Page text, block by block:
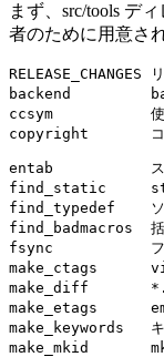
まず、src/tools デ
者のために用意さ
RELEASE_CHANGES
backend
ccsym           使用
entab           スペー
find_static     static
find_typedef    ソ
find_badmacros  括
fsync           ファイ
make_ctags      vi
make_diff
make_etags
make_keywords   キ
make_mkid